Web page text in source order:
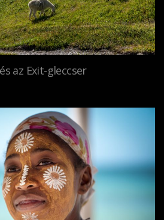
az Exit-gleccser